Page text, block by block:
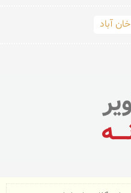
خان آباد